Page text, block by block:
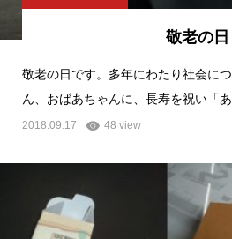
敬老の日
敬老の日です。多年にわたり社会に
ん、おばあちゃんに、長寿を祝い「
2018.09.17 48 view